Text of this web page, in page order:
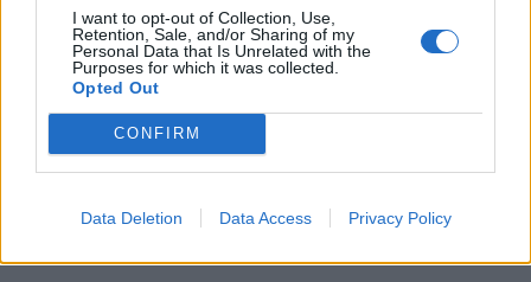
I want to opt-out of Collection, Use,
Retention, Sale, and/or Sharing of my
Personal Data that Is Unrelated with the
Purposes for which it was collected.
Opted Out
CONFIRM
Data Deletion Data Access Privacy Policy
kötéslistái
Előfizetés
MÁR ELŐFIZETŐNK VAGY?